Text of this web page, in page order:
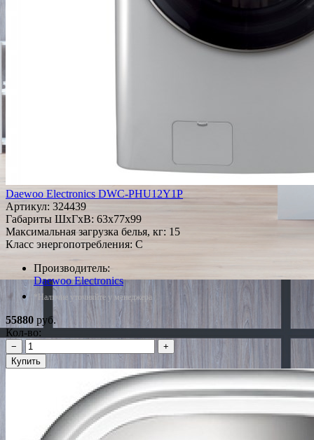
Daewoo Electronics DWC-PHU12Y1P
Артикул: 324439
Габариты ШxГxВ: 63x77x99
Максимальная загрузка белья, кг: 15
Класс энергопотребления: C
Производитель:
Daewoo Electronics
*Наличие уточняйте у менеджера
55880 руб.
Кол-во:
−
+
Купить